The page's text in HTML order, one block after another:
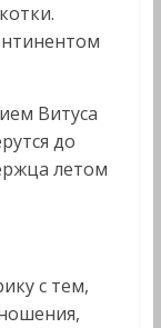
Витуса
до
летом
с тем,